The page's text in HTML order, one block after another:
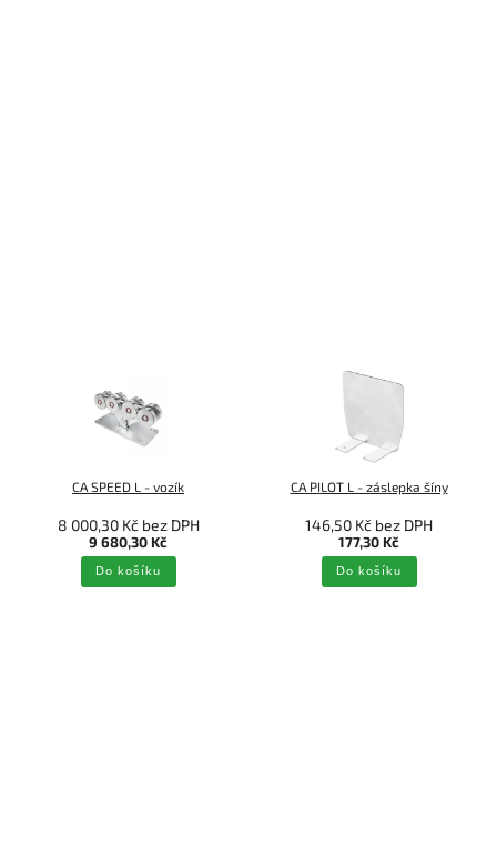
CA SPEED L - vozík
8 000,30 Kč bez DPH
9 680,30 Kč
Do košíku
CA PILOT L - záslepka šíny
146,50 Kč bez DPH
177,30 Kč
Do košíku